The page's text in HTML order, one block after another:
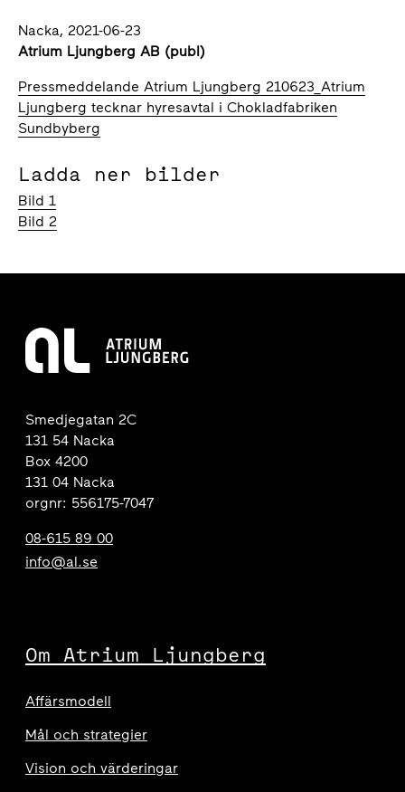
Nacka, 2021-06-23
Atrium Ljungberg AB (publ)
Pressmeddelande Atrium Ljungberg 210623_Atrium
Ljungberg tecknar hyresavtal i Chokladfabriken
Sundbyberg
Ladda ner bilder
Bild 1
Bild 2
Smedjegatan 2C
131 54 Nacka
Box 4200
131 04 Nacka
orgnr: 556175-7047
08-615 89 00
info@al.se
Om Atrium Ljungberg
Affärsmodell
Mål och strategier
Vision och värderingar